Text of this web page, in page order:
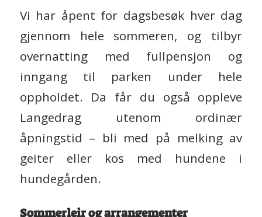
Vi har åpent for dagsbesøk hver dag
gjennom hele sommeren, og tilbyr
overnatting med fullpensjon og
inngang til parken under hele
oppholdet. Da får du også oppleve
Langedrag utenom ordinær
åpningstid – bli med på melking av
geiter eller kos med hundene i
hundegården.
Sommerleir og arrangementer